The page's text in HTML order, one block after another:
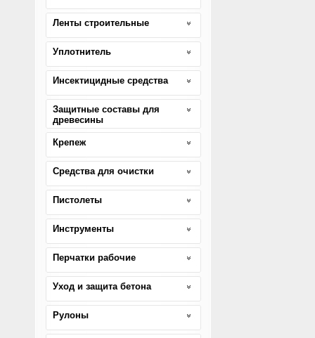
Ленты строительные
Уплотнитель
Инсектицидные средства
Защитные составы для
древесины
Крепеж
Средства для очистки
Пистолеты
Инструменты
Перчатки рабочие
Уход и защита бетона
Рулоны